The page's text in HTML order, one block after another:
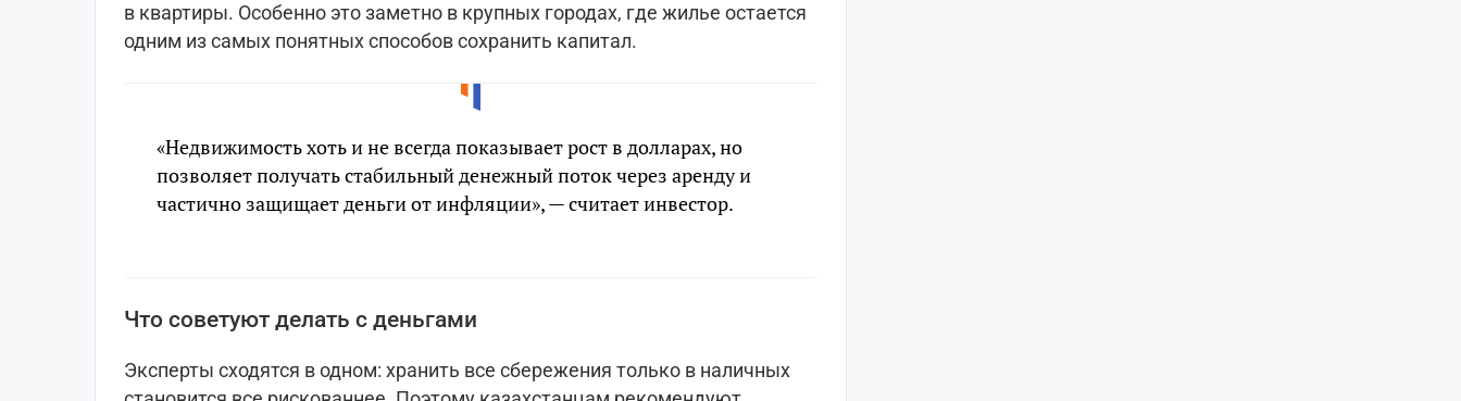
в квартиры. Особенно это заметно в крупных городах, где жилье остается
одним из самых понятных способов сохранить капитал.
«Недвижимость хоть и не всегда показывает рост в долларах, но
позволяет получать стабильный денежный поток через аренду и
частично защищает деньги от инфляции», — считает инвестор.
Что советуют делать с деньгами
Эксперты сходятся в одном: хранить все сбережения только в наличных